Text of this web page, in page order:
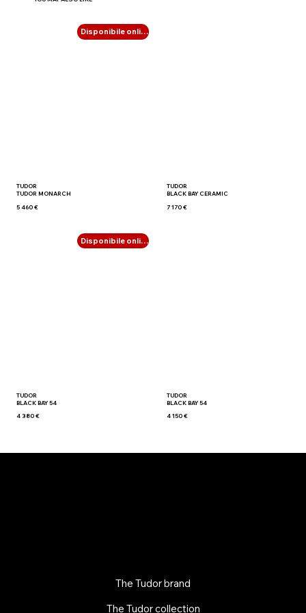
Disponibile online
TUDOR
TUDOR MONARCH
5 460 €
TUDOR
BLACK BAY CERAMIC
7 170 €
Disponibile online
TUDOR
BLACK BAY 54
4 380 €
TUDOR
BLACK BAY 54
4 150 €
The Tudor brand
The Tudor collection